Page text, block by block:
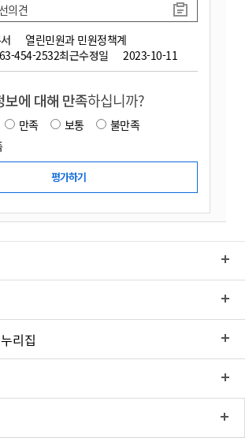
열린민원과 민원정책계
454-2532최근수정일 2023-10-11
의견
보에 대해 만족하십니까?
만족 보통
불만족
리집